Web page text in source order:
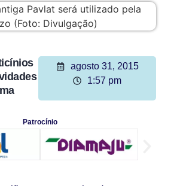
agosto 31, 2015
1:57 pm
Patrocínio